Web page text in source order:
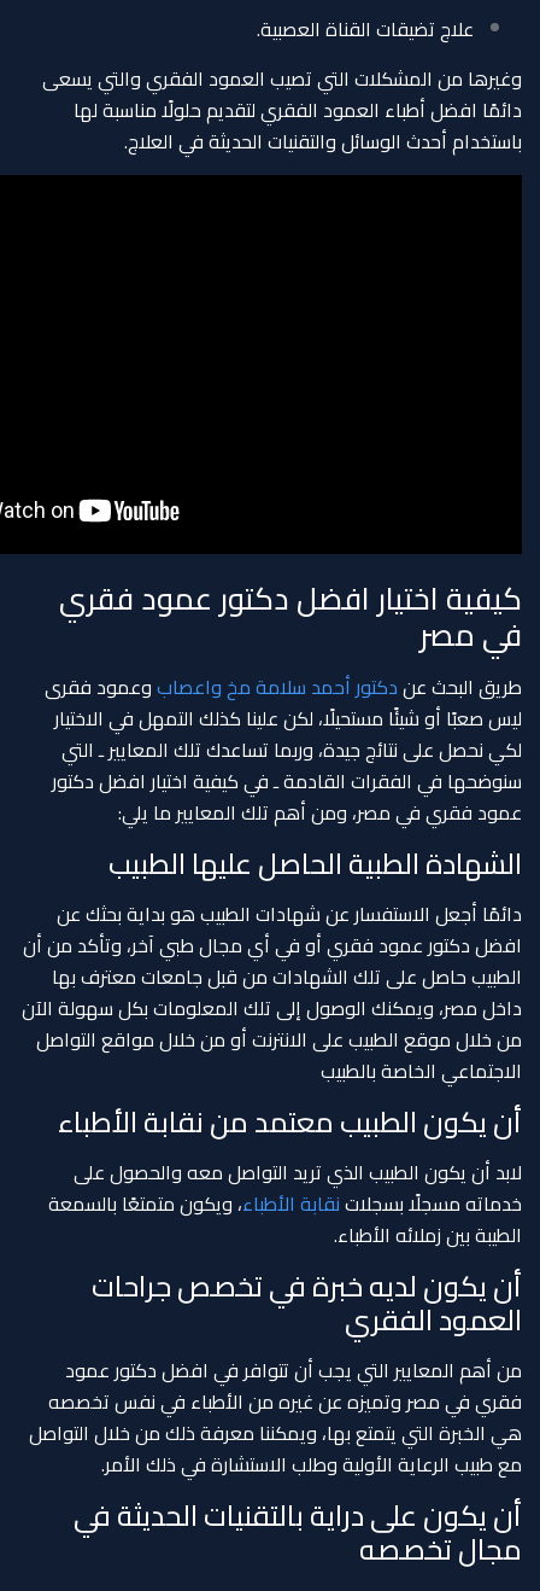
علاج تضيقات القناة العصبية.
وغيرها من المشكلات التي تصيب العمود الفقري والتي يسعى
دائمًا افضل أطباء العمود الفقري لتقديم حلولًا مناسبة لها
باستخدام أحدث الوسائل والتقنيات الحديثة في العلاج.
كيفية اختيار افضل دكتور عمود فقري
في مصر
طريق البحث عندكتور أحمد سلامة مخ واعصابوعمود فقرى
ليس صعبًا أو شيئًا مستحيلًا، لكن علينا كذلك التمهل في الاختيار
لكي نحصل على نتائج جيدة، وربما تساعدك تلك المعايير ـ التي
سنوضحها في الفقرات القادمة ـ في كيفية اختيار افضل دكتور
عمود فقري في مصر، ومن أهم تلك المعايير ما يلي:
الشهادة الطبية الحاصل عليها الطبيب
دائمًا أجعل الاستفسار عن شهادات الطبيب هو بداية بحثك عن
افضل دكتور عمود فقري أو في أي مجال طبي آخر، وتأكد من أن
الطبيب حاصل على تلك الشهادات من قبل جامعات معترف بها
داخل مصر، ويمكنك الوصول إلى تلك المعلومات بكل سهولة الآن
من خلال موقع الطبيب على الانترنت أو من خلال مواقع التواصل
الاجتماعي الخاصة بالطبيب
أن يكون الطبيب معتمد من نقابة الأطباء
لابد أن يكون الطبيب الذي تريد التواصل معه والحصول على
خدماته مسجلًا بسجلاتنقابة الأطباء، ويكون متمتعًا بالسمعة
الطيبة بين زملائه الأطباء.
أن يكون لديه خبرة في تخصص جراحات
العمود الفقري
من أهم المعايير التي يجب أن تتوافر في افضل دكتور عمود
فقري في مصر وتميزه عن غيره من الأطباء في نفس تخصصه
هي الخبرة التي يتمتع بها، ويمكننا معرفة ذلك من خلال التواصل
مع طبيب الرعاية الأولية وطلب الاستشارة في ذلك الأمر.
أن يكون على دراية بالتقنيات الحديثة في
مجال تخصصه